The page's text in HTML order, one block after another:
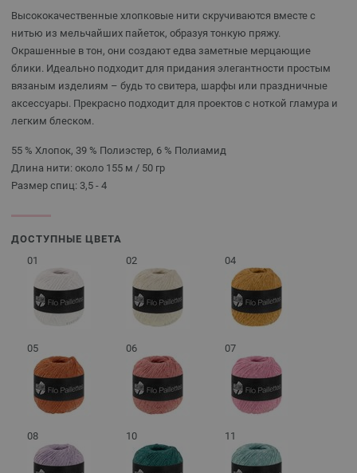
Высококачественные хлопковые нити скручиваются вместе с
нитью из мельчайших пайеток, образуя тонкую пряжу.
Окрашенные в тон, они создают едва заметные мерцающие
блики. Идеально подходит для придания элегантности простым
вязаным изделиям – будь то свитера, шарфы или праздничные
аксессуары. Прекрасно подходит для проектов с ноткой гламура и
легким блеском.
55 % Хлопок, 39 % Полиэстер, 6 % Полиамид
Длина нити: около 155 м / 50 гр
Размер спиц: 3,5 - 4
ДОСТУПНЫЕ ЦВЕТА
01
02 04
05 06 07
08 10 11